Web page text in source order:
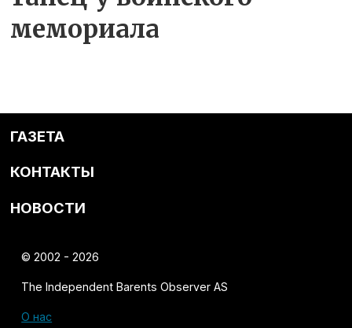
мемориала
ГАЗЕТА
КОНТАКТЫ
НОВОСТИ
© 2002 - 2026
The Independent Barents Observer AS
О нас